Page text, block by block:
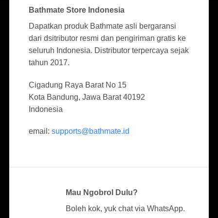
Bathmate Store Indonesia
Dapatkan produk Bathmate asli bergaransi
dari dsitributor resmi dan pengiriman gratis ke
seluruh Indonesia. Distributor terpercaya sejak
tahun 2017.
Cigadung Raya Barat No 15
Kota Bandung, Jawa Barat 40192
Indonesia
email: supports@bathmate.id
Mau Ngobrol Dulu?
Boleh kok, yuk chat via WhatsApp.